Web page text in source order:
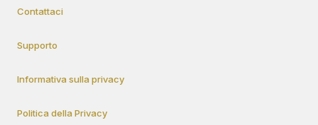
Contattaci
Supporto
Informativa sulla privacy
Politica della Privacy